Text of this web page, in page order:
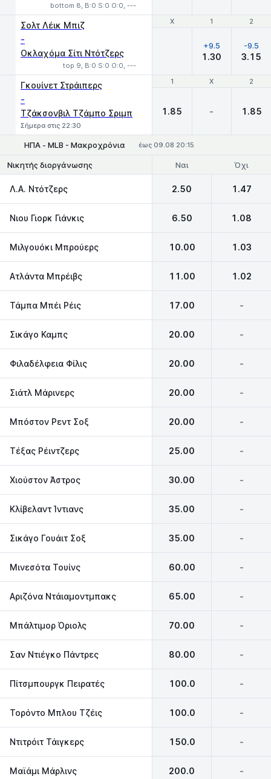
bottom 8, B:0 S:0 O:0, ---
Χ 1 2
Σολτ Λέικ Μπιζ
-
Οκλαχόμα Σίτι Ντότζερς
top 9, B:0 S:0 O:0, ---
Χ 1 2
+9.5
1.30
-9.5
3.15
1 X 2
Γκουίνετ Στράιπερς
-
Τζάκσονβιλ Τζάμπο Σριμπ
Σήμερα στις 22:30
1 X 2
1.85 - 1.85
ΗΠΑ - MLB - Μακροχρόνια έως 09.08 20:15
Νικητής διοργάνωσης Ναι Όχι
Λ.Α. Ντότζερς 2.50 1.47
Νιου Γιορκ Γιάνκις 6.50 1.08
Μιλγουόκι Μπρούερς 10.00 1.03
Ατλάντα Μπρέιβς 11.00 1.02
Τάμπα Μπέι Ρέις 17.00 -
Σικάγο Καμπς 20.00 -
Φιλαδέλφεια Φίλις 20.00 -
Σιάτλ Μάρινερς 20.00 -
Μπόστον Ρεντ Σοξ 20.00 -
Τέξας Ρέιντζερς 25.00 -
Χιούστον Άστρος 30.00 -
Κλίβελαντ Ίντιανς 35.00 -
Σικάγο Γουάιτ Σοξ 35.00 -
Μινεσότα Τουίνς 60.00 -
Αριζόνα Ντάιαμοντμπακς 65.00 -
Μπάλτιμορ Όριολς 70.00 -
Σαν Ντιέγκο Πάντρες 80.00 -
Πίτσμπουργκ Πειρατές 100.0 -
Τορόντο Μπλου Τζέις 100.0 -
Ντιτρόιτ Τάιγκερς 150.0 -
Μαϊάμι Μάρλινς 200.0 -